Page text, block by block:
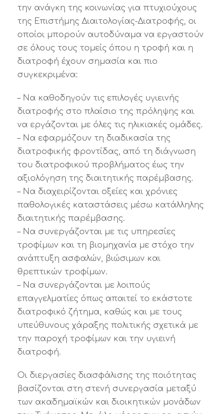
την ανάγκη της κοινωνίας για πτυχιούχους
της Επιστήμης Διαιτολογίας-Διατροφής, οι
οποίοι μπορούν αυτοδύναμα να εργαστούν
σε όλους τους τομείς όπου η τροφή και η
διατροφή έχουν σημασία και πιο
συγκεκριμένα:
– Να καθοδηγούν τις επιλογές υγιεινής
διατροφής στο πλαίσιο της πρόληψης και
να εργάζονται με όλες τις ηλικιακές ομάδες.
– Να εφαρμόζουν τη διαδικασία της
διατροφικής φροντίδας, από τη διάγνωση
του διατροφικού προβλήματος έως την
αξιολόγηση της διαιτητικής παρέμβασης.
– Να διαχειρίζονται οξείες και χρόνιες
παθολογικές καταστάσεις μέσω κατάλληλης
διαιτητικής παρέμβασης.
– Να συνεργάζονται με τις υπηρεσίες
τροφίμων και τη βιομηχανία με στόχο την
ανάπτυξη ασφαλών, βιώσιμων και
θρεπτικών τροφίμων.
– Να συνεργάζονται με λοιπούς
επαγγελματίες όπως απαιτεί το εκάστοτε
διατροφικό ζήτημα, καθώς και με τους
υπεύθυνους χάραξης πολιτικής σχετικά με
την παροχή τροφίμων και την υγιεινή
διατροφή.
Οι διεργασίες διασφάλισης της ποιότητας
βασίζονται στη στενή συνεργασία μεταξύ
των ακαδημαϊκών και διοικητικών μονάδων